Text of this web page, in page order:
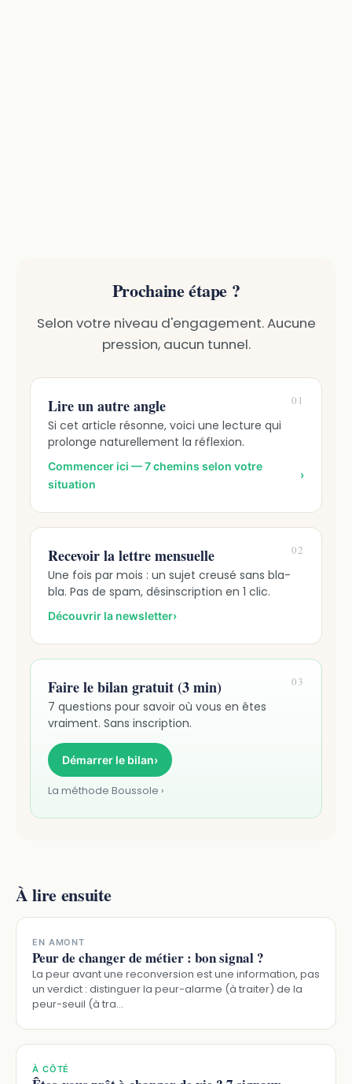
Prochaine étape ?
Selon votre niveau d'engagement. Aucune
pression, aucun tunnel.
01
Lire un autre angle
Si cet article résonne, voici une lecture qui
prolonge naturellement la réflexion.
Commencer ici — 7 chemins selon votre
situation
›
02
Recevoir la lettre mensuelle
Une fois par mois : un sujet creusé sans bla-
bla. Pas de spam, désinscription en 1 clic.
Découvrir la newsletter›
03
Faire le bilan gratuit (3 min)
7 questions pour savoir où vous en êtes
vraiment. Sans inscription.
Démarrer le bilan›
La méthode Boussole ›
À lire ensuite
EN AMONT
Peur de changer de métier : bon signal ?
La peur avant une reconversion est une information, pas
un verdict : distinguer la peur-alarme (à traiter) de la
peur-seuil (à tra…
À CÔTÉ